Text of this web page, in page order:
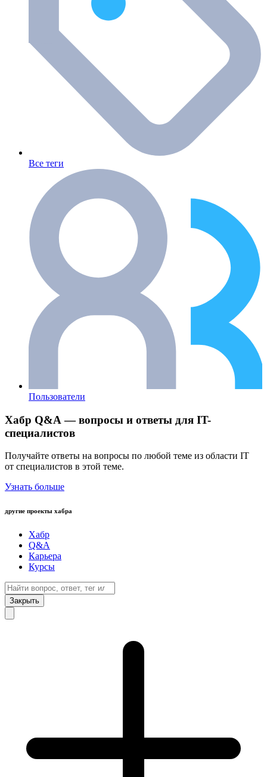
Все теги
Пользователи
Хабр Q&A — вопросы и ответы для IT-
специалистов
Получайте ответы на вопросы по любой теме из области IT
от специалистов в этой теме.
Узнать больше
другие проекты хабра
Хабр
Q&A
Карьера
Курсы
Закрыть